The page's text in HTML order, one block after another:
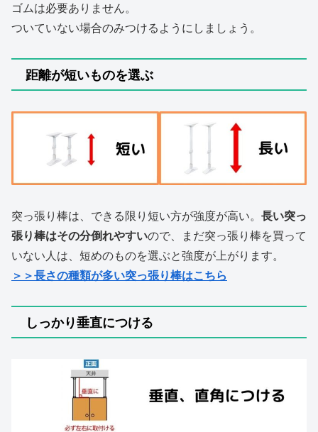
ゴムは必要ありません。
ついていない場合のみつけるようにしましょう。
距離が短いものを選ぶ
突っ張り棒は、できる限り短い方が強度が高い。 長い突っ
張り棒はその分倒れやすいので、まだ突っ張り棒を買って
いない人は、短めのものを選ぶと強度が上がります。
＞＞長さの種類が多い突っ張り棒はこちら
しっかり垂直につける